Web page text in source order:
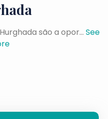
são a opor... See